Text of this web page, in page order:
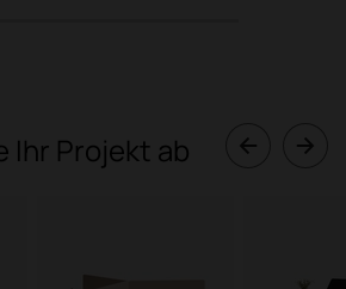
Ihr Projekt ab